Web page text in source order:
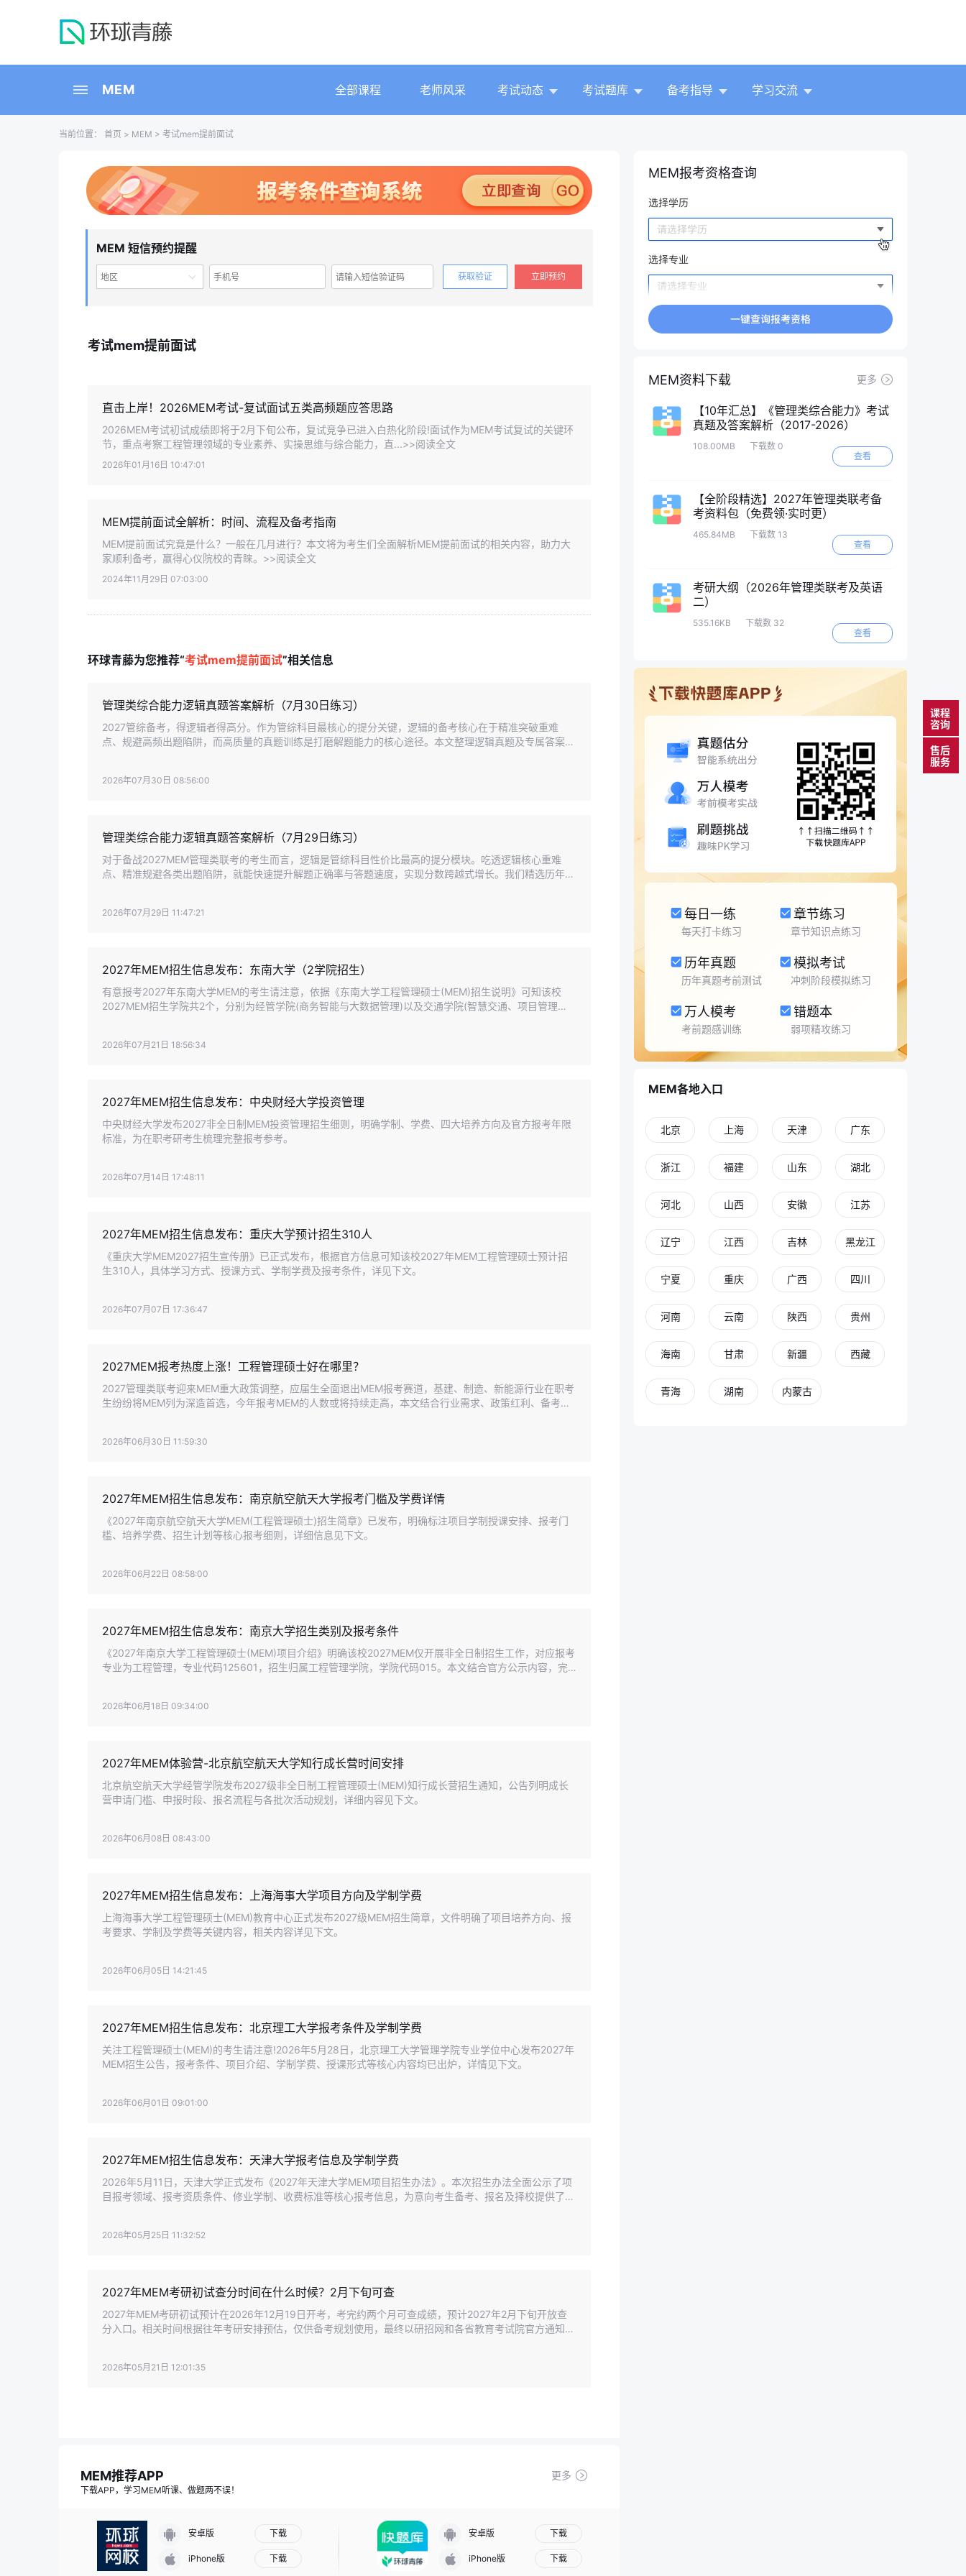
MEM 全部课程 老师风采 考试动态 考试题库 备考指导 学习交流
当前位置： 首页 > MEM > 考试mem提前面试
MEM 短信预约提醒
地区 获取验证 立即预约
考试mem提前面试
直击上岸！2026MEM考试-复试面试五类高频题应答思路
2026MEM考试初试成绩即将于2月下旬公布，复试竞争已进入白热化阶段!面试作为MEM考试复试的关键环
节，重点考察工程管理领域的专业素养、实操思维与综合能力，直...>>阅读全文
2026年01月16日 10:47:01
MEM提前面试全解析：时间、流程及备考指南
MEM提前面试究竟是什么？一般在几月进行？本文将为考生们全面解析MEM提前面试的相关内容，助力大
家顺利备考，赢得心仪院校的青睐。>>阅读全文
2024年11月29日 07:03:00
环球青藤为您推荐“考试mem提前面试”相关信息
管理类综合能力逻辑真题答案解析（7月30日练习）
2027管综备考，得逻辑者得高分。作为管综科目最核心的提分关键，逻辑的备考核心在于精准突破重难
点、规避高频出题陷阱，而高质量的真题训练是打磨解题能力的核心途径。本文整理逻辑真题及专属答案解
2026年07月30日 08:56:00
管理类综合能力逻辑真题答案解析（7月29日练习）
对于备战2027MEM管理类联考的考生而言，逻辑是管综科目性价比最高的提分模块。吃透逻辑核心重难
点、精准规避各类出题陷阱，就能快速提升解题正确率与答题速度，实现分数跨越式增长。我们精选历年联
2026年07月29日 11:47:21
2027年MEM招生信息发布：东南大学（2学院招生）
有意报考2027年东南大学MEM的考生请注意，依据《东南大学工程管理硕士(MEM)招生说明》可知该校
2027MEM招生学院共2个，分别为经管学院(商务智能与大数据管理)以及交通学院(智慧交通、项目管理
2026年07月21日 18:56:34
2027年MEM招生信息发布：中央财经大学投资管理
中央财经大学发布2027非全日制MEM投资管理招生细则，明确学制、学费、四大培养方向及官方报考年限
标准，为在职考研考生梳理完整报考参考。
2026年07月14日 17:48:11
2027年MEM招生信息发布：重庆大学预计招生310人
《重庆大学MEM2027招生宣传册》已正式发布，根据官方信息可知该校2027年MEM工程管理硕士预计招
生310人，具体学习方式、授课方式、学制学费及报考条件，详见下文。
2026年07月07日 17:36:47
2027MEM报考热度上涨！工程管理硕士好在哪里？
2027管理类联考迎来MEM重大政策调整，应届生全面退出MEM报考赛道，基建、制造、新能源行业在职考
生纷纷将MEM列为深造首选，今年报考MEM的人数或将持续走高，本文结合行业需求、政策红利、备考优
2026年06月30日 11:59:30
2027年MEM招生信息发布：南京航空航天大学报考门槛及学费详情
《2027年南京航空航天大学MEM(工程管理硕士)招生简章》已发布，明确标注项目学制授课安排、报考门
槛、培养学费、招生计划等核心报考细则，详细信息见下文。
2026年06月22日 08:58:00
2027年MEM招生信息发布：南京大学招生类别及报考条件
《2027年南京大学工程管理硕士(MEM)项目介绍》明确该校2027MEM仅开展非全日制招生工作，对应报考
专业为工程管理，专业代码125601，招生归属工程管理学院，学院代码015。本文结合官方公示内容，完
2026年06月18日 09:34:00
2027年MEM体验营-北京航空航天大学知行成长营时间安排
北京航空航天大学经管学院发布2027级非全日制工程管理硕士(MEM)知行成长营招生通知，公告列明成长
营申请门槛、申报时段、报名流程与各批次活动规划，详细内容见下文。
2026年06月08日 08:43:00
2027年MEM招生信息发布：上海海事大学项目方向及学制学费
上海海事大学工程管理硕士(MEM)教育中心正式发布2027级MEM招生简章，文件明确了项目培养方向、报
考要求、学制及学费等关键内容，相关内容详见下文。
2026年06月05日 14:21:45
2027年MEM招生信息发布：北京理工大学报考条件及学制学费
关注工程管理硕士(MEM)的考生请注意!2026年5月28日，北京理工大学管理学院专业学位中心发布2027年
MEM招生公告，报考条件、项目介绍、学制学费、授课形式等核心内容均已出炉，详情见下文。
2026年06月01日 09:01:00
2027年MEM招生信息发布：天津大学报考信息及学制学费
2026年5月11日，天津大学正式发布《2027年天津大学MEM项目招生办法》。本次招生办法全面公示了项
目报考领域、报考资质条件、修业学制、收费标准等核心报考信息，为意向考生备考、报名及择校提供了清
2026年05月25日 11:32:52
2027年MEM考研初试查分时间在什么时候？2月下旬可查
2027年MEM考研初试预计在2026年12月19日开考，考完约两个月可查成绩，预计2027年2月下旬开放查
分入口。相关时间根据往年考研安排预估，仅供备考规划使用，最终以研招网和各省教育考试院官方通知为
2026年05月21日 12:01:35
MEM推荐APP 更多
下载APP，学习MEM听课、做题两不误！
安卓版 下载
iPhone版 下载
安卓版 下载
iPhone版 下载
MEM报考资格查询
MEM资料下载 更多
【10年汇总】《管理类综合能力》考试
真题及答案解析（2017-2026）
108.00MB
下载数 0
查看
【全阶段精选】2027年管理类联考备
考资料包（免费领·实时更）
465.84MB
下载数 13
查看
考研大纲（2026年管理类联考及英语
二）
535.16KB
下载数 32
查看
每日一练
每天打卡练习
章节练习
章节知识点练习
历年真题
历年真题考前测试
模拟考试
冲刺阶段模拟练习
万人模考
考前题感训练
错题本
弱项精攻练习
MEM各地入口
北京 上海 天津 广东
浙江 福建 山东 湖北
河北 山西 安徽 江苏
辽宁 江西 吉林 黑龙江
宁夏 重庆 广西 四川
河南 云南 陕西 贵州
海南 甘肃 新疆 西藏
青海 湖南 内蒙古
课程
咨询
售后
服务